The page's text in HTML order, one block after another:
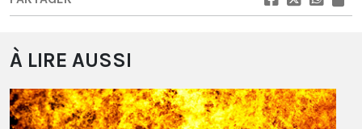
À LIRE AUSSI